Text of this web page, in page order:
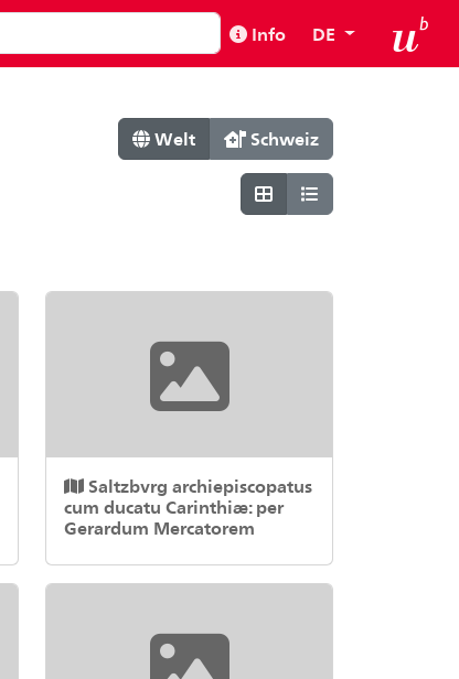
Info DE
Welt Schweiz
Saltzbvrg archiepiscopatus
cum ducatu Carinthiæ: per
Gerardum Mercatorem